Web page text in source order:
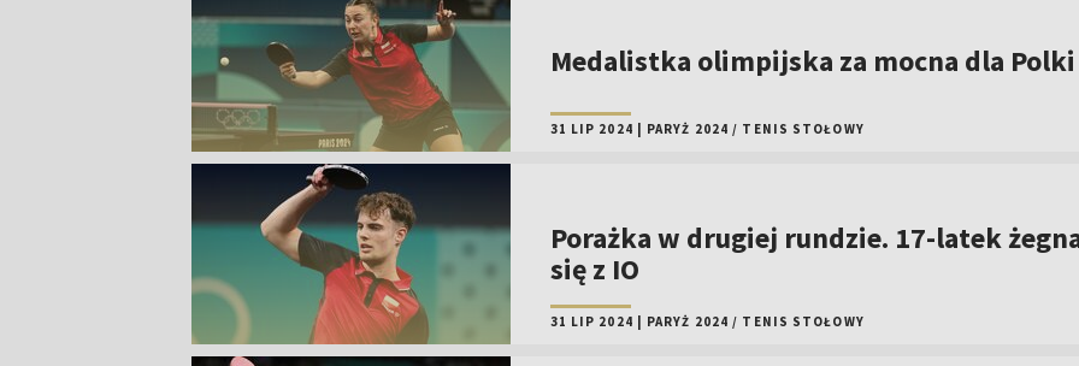
Medalistka olimpijska za mocna dla Polki
31 LIP 2024 PARYŻ 2024 / TENIS STOŁOWY
Porażka w drugiej rundzie. 17-latek
się z IO
31 LIP 2024 PARYŻ 2024 / TENIS STOŁOWY